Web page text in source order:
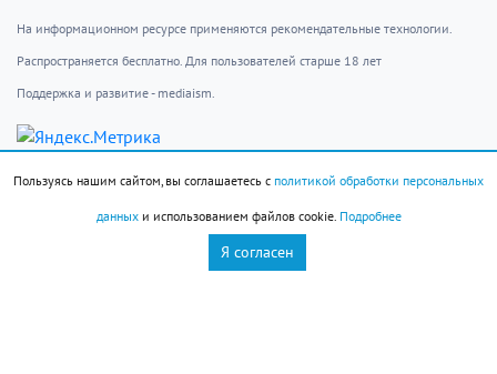
На информационном ресурсе применяются рекомендательные технологии.
Распространяется бесплатно. Для пользователей старше 18 лет
Поддержка и развитие - mediaism.
Происшествия
Пользовательское
соглашение
Авторы
Пользуясь нашим сайтом, вы соглашаетесь с политикой обработки персональных
данныхи использованием файлов cookie. Подробнее
Я согласен